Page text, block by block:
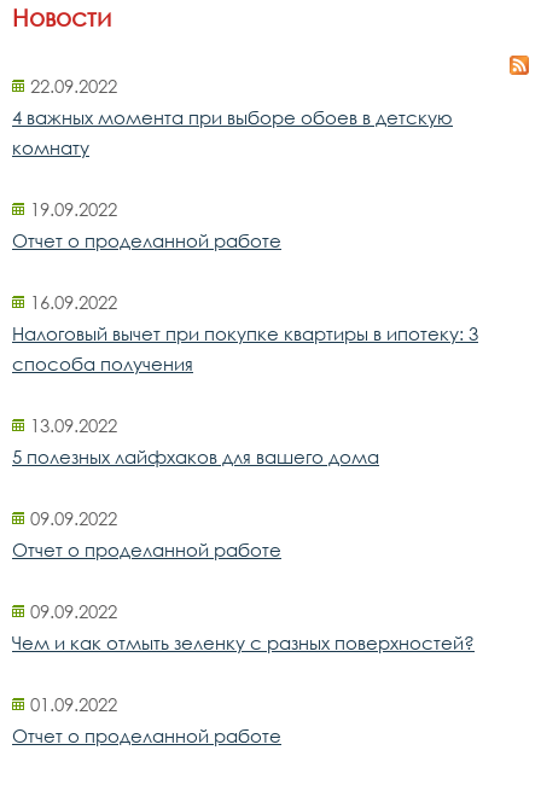
Новости
22.09.2022
4 важных момента при выборе обоев в детскую
комнату
19.09.2022
Отчет о проделанной работе
16.09.2022
Налоговый вычет при покупке квартиры в ипотеку: 3
способа получения
13.09.2022
5 полезных лайфхаков для вашего дома
09.09.2022
Отчет о проделанной работе
09.09.2022
Чем и как отмыть зеленку с разных поверхностей?
01.09.2022
Отчет о проделанной работе